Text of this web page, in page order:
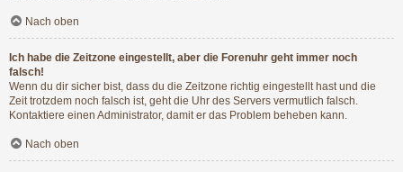
Nach oben
Ich habe die Zeitzone eingestellt, aber die Forenuhr geht immer noch
falsch!
Wenn du dir sicher bist, dass du die Zeitzone richtig eingestellt hast und die
Zeit trotzdem noch falsch ist, geht die Uhr des Servers vermutlich falsch.
Kontaktiere einen Administrator, damit er das Problem beheben kann.
Nach oben